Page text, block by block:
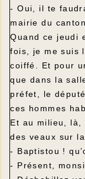
- Oui, il te
mairie du
Quand ce jeudi
fois, je me suis
coiffé. Et pour
que dans la
préfet, le
ces hommes
Et au milieu, là,
des veaux sur
- Baptistou !
- Présent,